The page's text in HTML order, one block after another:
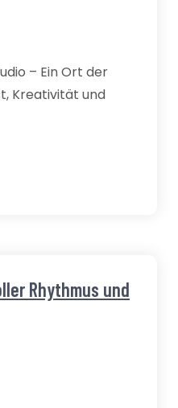
– Ein Ort der
Kreativität und
Rhythmus und